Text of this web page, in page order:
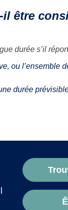
être
durée s’il
ou l’ensemble
durée